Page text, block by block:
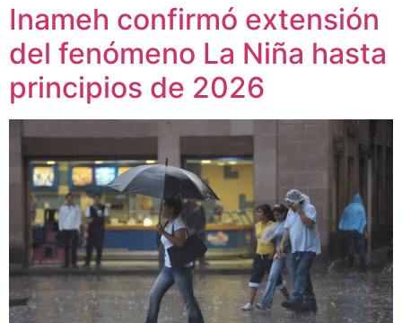
Inameh confirmó extensión
del fenómeno La Niña hasta
principios de 2026